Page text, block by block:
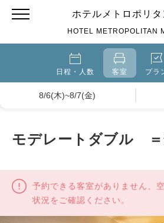
ホテルメトロポリタ
HOTEL METROPOLITAN
日程・人数 客室 プラ
8/6(木)~8/7(金)
モデレートダブル ＝
予約できる客室がありません、
状況をご確認ください。